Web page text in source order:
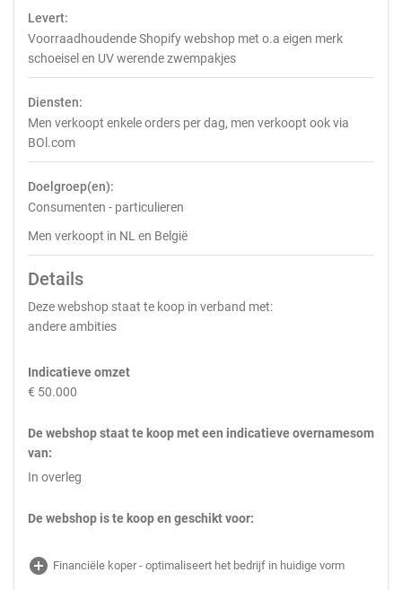
Levert:
Voorraadhoudende Shopify webshop met o.a eigen merk
schoeisel en UV werende zwempakjes
Diensten:
Men verkoopt enkele orders per dag, men verkoopt ook via
BOl.com
Doelgroep(en):
Consumenten - particulieren
Men verkoopt in NL en België
Details
Deze webshop staat te koop in verband met:
andere ambities
Indicatieve omzet
€ 50.000
De webshop staat te koop met een indicatieve overnamesom
van:
In overleg
De webshop is te koop en geschikt voor:
add_circle Financiële koper - optimaliseert het bedrijf in huidige vorm